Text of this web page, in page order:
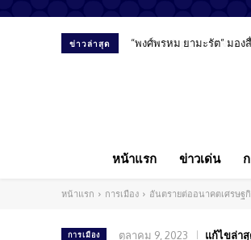
ข่าวล่าสุด เพจ Mappa ออกจดหมาย
หน้าแรก ข่าวเด่น
หน้าแรก การเมือง อันตรายต่ออนาคตเศรษฐ
การเมือง ตุลาคม 9, 2023 แก้ไขล่าสุ